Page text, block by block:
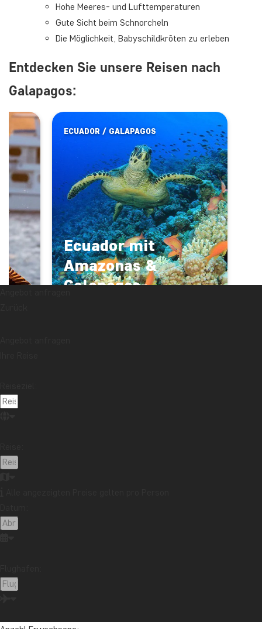
Hohe Meeres- und Lufttemperaturen
Gute Sicht beim Schnorcheln
Die Möglichkeit, Babyschildkröten zu erleben
Entdecken Sie unsere Reisen nach
Galapagos:
ECUADOR / GALAPAGOS
Ecuador mit
Amazonas &
Galapagos-
China – Milde Temperaturen, wilde